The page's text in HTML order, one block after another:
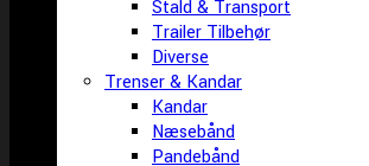
Stald & Transport
Trailer Tilbehør
Diverse
Trenser & Kandar
Kandar
Næsebånd
Pandebånd